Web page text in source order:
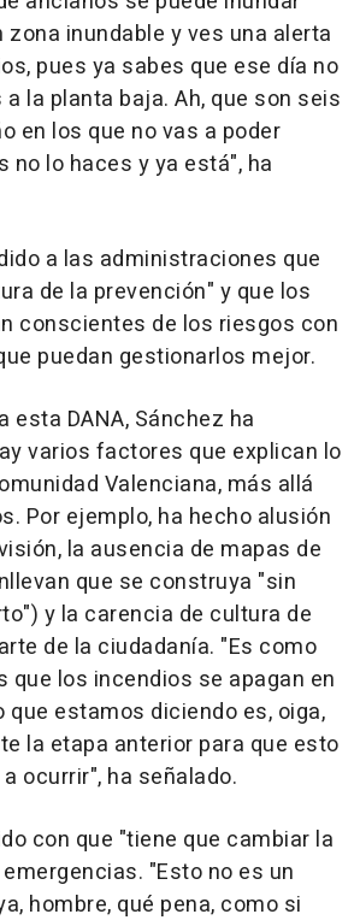
inundable y ves una alerta
pues ya sabes que ese día no
la planta baja. Ah, que son seis
en los que no vas a poder
no lo haces y ya está", ha
a las administraciones que
de la prevención" y que los
conscientes de los riesgos con
puedan gestionarlos mejor.
esta DANA, Sánchez ha
varios factores que explican lo
Valenciana, más allá
Por ejemplo, ha hecho alusión
la ausencia de mapas de
que se construya "sin
y la carencia de cultura de
de la ciudadanía. "Es como
que los incendios se apagan en
que estamos diciendo es, oiga,
la etapa anterior para que esto
ocurrir", ha señalado.
con que "tiene que cambiar la
"Esto no es un
hombre, qué pena, como si